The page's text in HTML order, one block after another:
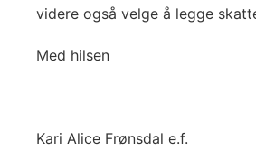
videre også velge å legge
Med hilsen
Kari Alice Frønsdal e.f.